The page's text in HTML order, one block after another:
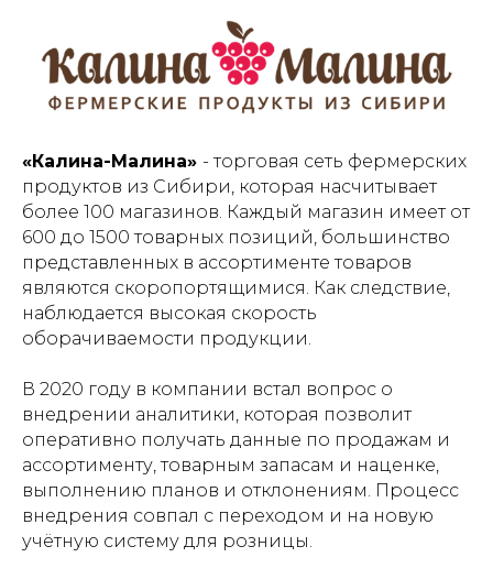
«Калина-Малина» - торговая сеть фермерских
продуктов из Сибири, которая насчитывает
более 100 магазинов. Каждый магазин имеет от
600 до 1500 товарных позиций, большинство
представленных в ассортименте товаров
являются скоропортящимися. Как следствие,
наблюдается высокая скорость
оборачиваемости продукции.
В 2020 году в компании встал вопрос о
внедрении аналитики, которая позволит
оперативно получать данные по продажам и
ассортименту, товарным запасам и наценке,
выполнению планов и отклонениям. Процесс
внедрения совпал с переходом и на новую
учётную систему для розницы.